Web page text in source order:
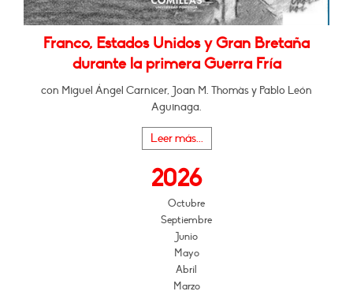
Franco, Estados Unidos y Gran Bretaña
durante la primera Guerra Fría
con Miguel Ángel Carnicer, Joan M. Thomàs y Pablo León
Aguinaga.
Leer más...
2026
Octubre
Septiembre
Junio
Mayo
Abril
Marzo